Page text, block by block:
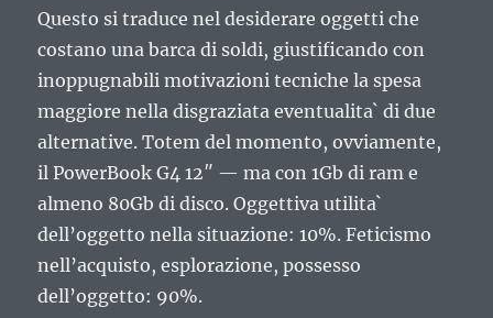
Questo si traduce nel desiderare oggetti che
costano una barca di soldi, giustificando con
inoppugnabili motivazioni tecniche la spesa
maggiore nella disgraziata eventualita` di due
alternative. Totem del momento, ovviamente,
il PowerBook G4 12″ — ma con 1Gb di ram e
almeno 80Gb di disco. Oggettiva utilita`
dell’oggetto nella situazione: 10%. Feticismo
nell’acquisto, esplorazione, possesso
dell’oggetto: 90%.